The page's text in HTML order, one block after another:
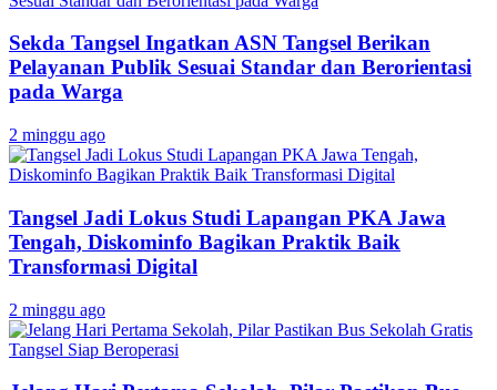
Sekda Tangsel Ingatkan ASN Tangsel Berikan
Pelayanan Publik Sesuai Standar dan Berorientasi
pada Warga
2 minggu ago
Tangsel Jadi Lokus Studi Lapangan PKA Jawa
Tengah, Diskominfo Bagikan Praktik Baik
Transformasi Digital
2 minggu ago